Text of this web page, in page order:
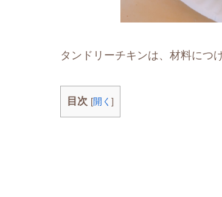
タンドリーチキンは、材料につ
目次 [開く ]